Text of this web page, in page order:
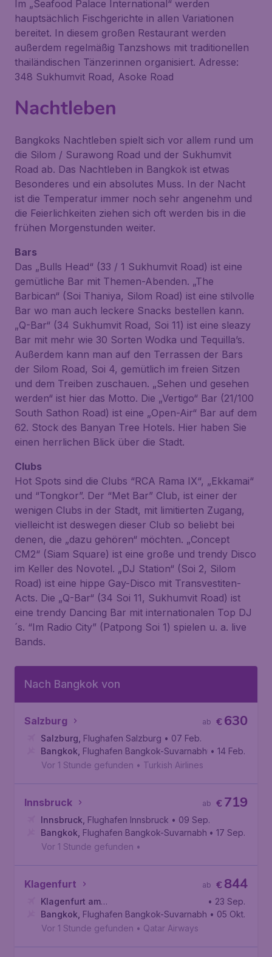
Im „Seafood Palace International“ werden
hauptsächlich Fischgerichte in allen Variationen
bereitet. In diesem großen Restaurant werden
außerdem regelmäßig Tanzshows mit traditionellen
thailändischen Tänzerinnen organisiert. Adresse:
348 Sukhumvit Road, Asoke Road
Nachtleben
Bangkoks Nachtleben spielt sich vor allem rund um
die Silom / Surawong Road und der Sukhumvit
Road ab. Das Nachtleben in Bangkok ist etwas
Besonderes und ein absolutes Muss. In der Nacht
ist die Temperatur immer noch sehr angenehm und
die Feierlichkeiten ziehen sich oft werden bis in die
frühen Morgenstunden weiter.
Bars
Das „Bulls Head“ (33 / 1 Sukhumvit Road) ist eine
gemütliche Bar mit Themen-Abenden. „The
Barbican“ (Soi Thaniya, Silom Road) ist eine stilvolle
Bar wo man auch leckere Snacks bestellen kann.
„Q-Bar“ (34 Sukhumvit Road, Soi 11) ist eine sleazy
Bar mit mehr wie 30 Sorten Wodka und Tequilla’s.
Außerdem kann man auf den Terrassen der Bars
der Silom Road, Soi 4, gemütlich im freien Sitzen
und dem Treiben zuschauen. „Sehen und gesehen
werden“ ist hier das Motto. Die „Vertigo“ Bar (21/100
South Sathon Road) ist eine „Open-Air“ Bar auf dem
62. Stock des Banyan Tree Hotels. Hier haben Sie
einen herrlichen Blick über die Stadt.
Clubs
Hot Spots sind die Clubs “RCA Rama IX“, „Ekkamai“
und “Tongkor”. Der “Met Bar” Club, ist einer der
wenigen Clubs in der Stadt, mit limitierten Zugang,
vielleicht ist deswegen dieser Club so beliebt bei
denen, die „dazu gehören“ möchten. „Concept
CM2“ (Siam Square) ist eine große und trendy Disco
im Keller des Novotel. „DJ Station“ (Soi 2, Silom
Road) ist eine hippe Gay-Disco mit Transvestiten-
Acts. Die „Q-Bar“ (34 Soi 11, Sukhumvit Road) ist
eine trendy Dancing Bar mit internationalen Top DJ
´s. “Im Radio City” (Patpong Soi 1) spielen u. a. live
Bands.
Nach Bangkok von
Salzburg €630
ab
Salzburg Flughafen Salzburg • 07 Feb.
Bangkok Flughafen Bangkok-Suvarnabhumi• 14 Feb.
Vor 1 Stunde gefunden • Turkish Airlines
Innsbruck €719
ab
Innsbruck Flughafen Innsbruck • 09 Sep.
Bangkok Flughafen Bangkok-Suvarnabhumi• 17 Sep.
Vor 1 Stunde gefunden •
Klagenfurt €844
ab
Klagenfurt am
Wörthersee, Flughafen Klagenfurt
• 23 Sep.
Bangkok Flughafen Bangkok-Suvarnabhumi• 05 Okt.
Vor 1 Stunde gefunden • Qatar Airways